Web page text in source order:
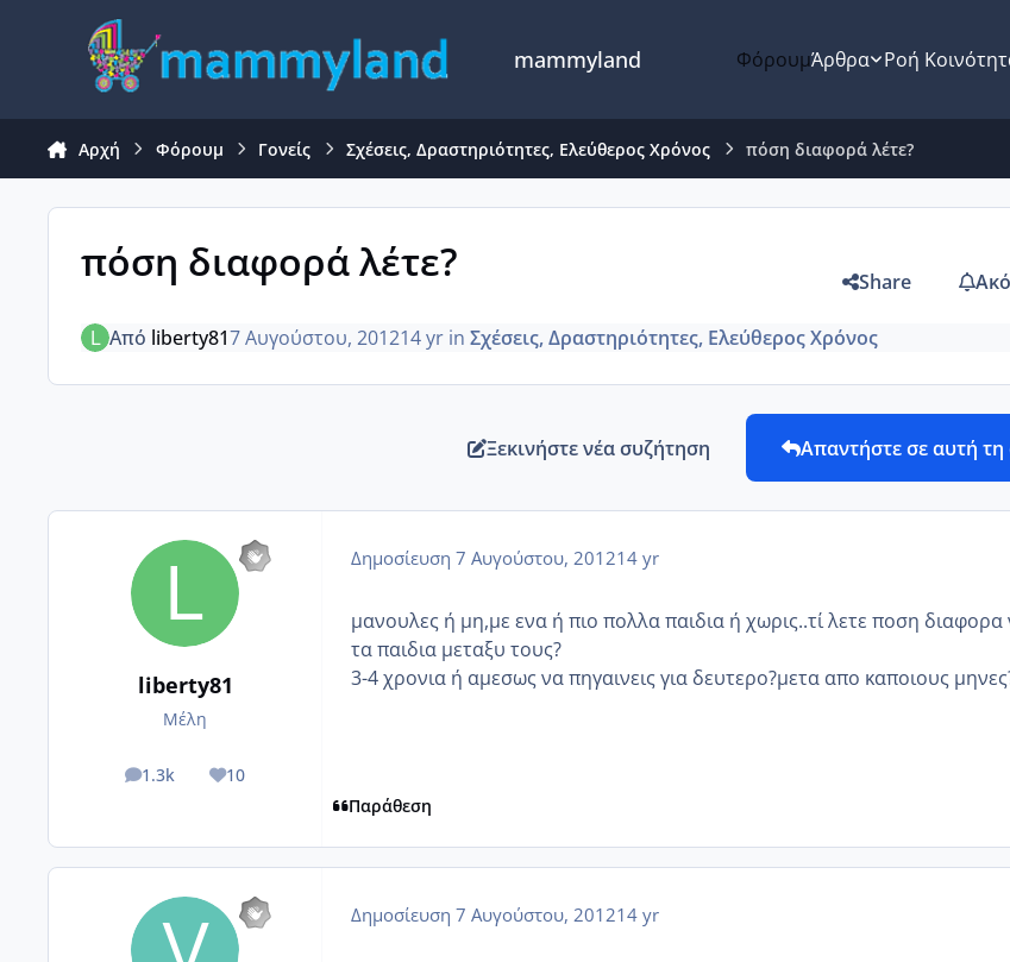
Μετάβαση σε περιεχόμενο
mammyland ΦόρουμΆρθρα Ροή
Αρχή Φόρουμ Γονείς Σχέσεις, Δραστηριότητες, Ελεύθερος Χρόνος πόση διαφορά λέτε?
πόση διαφορά λέτε? Share
Από liberty817 Αυγούστου, 201214 yr inΣχέσεις, Δραστηριότητες, Ελεύθερος Χρόνος
Ξεκινήστε νέα συζήτηση Απαντήστε σε αυτή
liberty81
Μέλη
1.3k
posts 10
Reputation
Δημοσίευση 7 Αυγούστου, 201214 yr
μανουλες ή μη,με ενα ή πιο πολλα παιδια ή χωρις..τί λετε ποση διαφορα
τα παιδια μεταξυ τους?
3-4 χρονια ή αμεσως να πηγαινεις για δευτερο?μετα απο καποιους
Παράθεση
Δημοσίευση 7 Αυγούστου, 201214 yr